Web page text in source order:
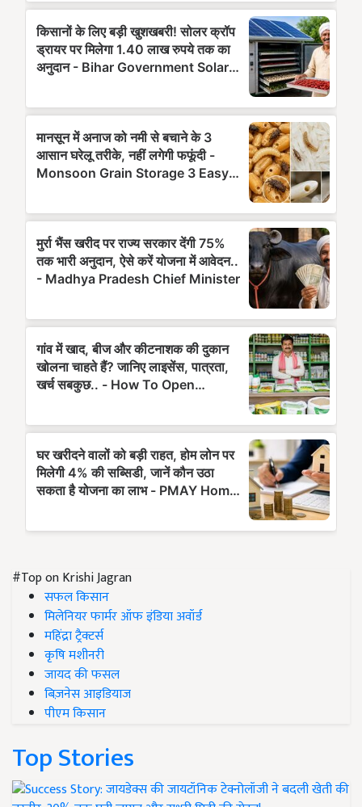
#Top on Krishi Jagran
सफल किसान
मिलेनियर फार्मर ऑफ इंडिया अवॉर्ड
महिंद्रा ट्रैक्टर्स
कृषि मशीनरी
जायद की फसल
बिज़नेस आइडियाज
पीएम किसान
Top Stories